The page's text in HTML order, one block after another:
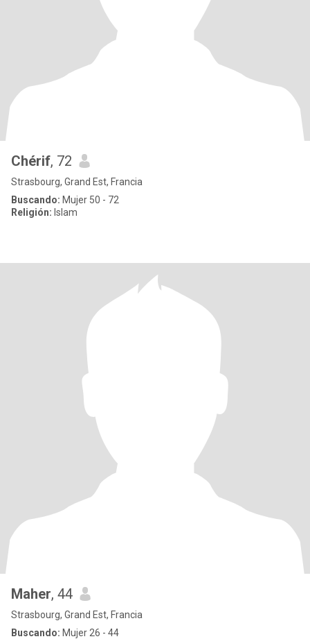
Chérif, 72
Strasbourg, Grand Est, Francia
Buscando: Mujer 50 - 72
Religión: Islam
Maher, 44
Strasbourg, Grand Est, Francia
Buscando: Mujer 26 - 44